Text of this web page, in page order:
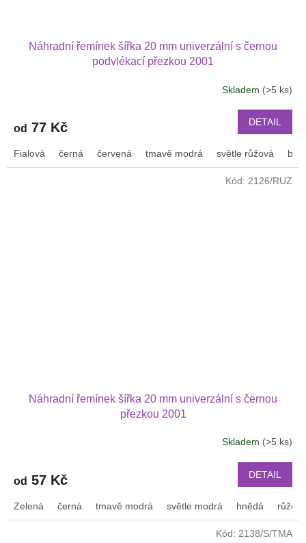
Náhradní řemínek šířka 20 mm univerzální s černou
podvlékací přezkou 2001
Skladem (>5 ks)
od 77 Kč DETAIL
Fialová černá červená tmavě modrá světle růžová bílá
Náhradní řemínek šířka 20 mm univerzální s černou
přezkou 2001
Skladem (>5 ks)
od 57 Kč DETAIL
Zelená černá tmavě modrá světle modrá hnědá růžová
Kód: 2126/RUZ
Kód: 2138/S/TMA